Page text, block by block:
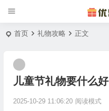
首页 礼物攻略 正文
儿童节礼物要什么好
2025-10-29 11:06:20 阅读模式